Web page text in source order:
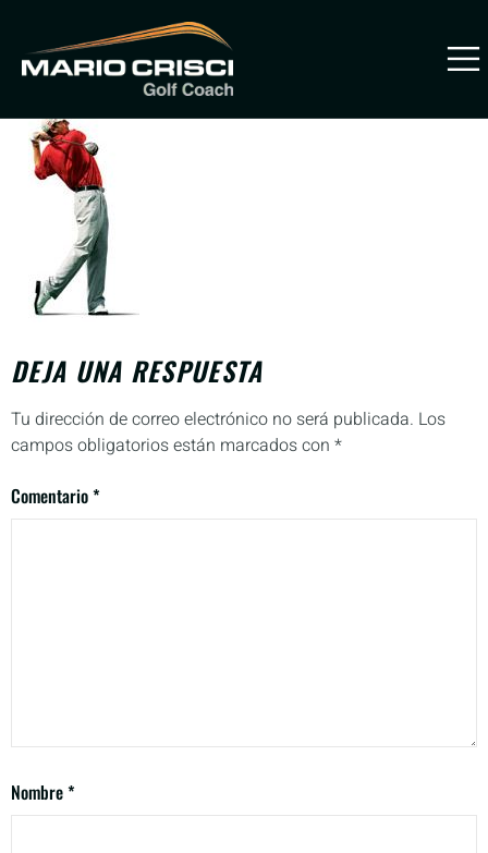
PREVENIR
LESIONES
reversecfinish
DEJA UNA RESPUESTA
Tu dirección de correo electrónico no será publicada. Los
campos obligatorios están marcados con *
Comentario*
Nombre*